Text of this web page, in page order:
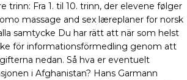
trinn: Fra 1. til 10. trinn, der elevene følger
massage and sex læreplaner for norsk
samtycke Du har rätt att när som helst
för informationsförmedling genom att
nedan. Så hva er eventuelt
i Afghanistan? Hans Garmann